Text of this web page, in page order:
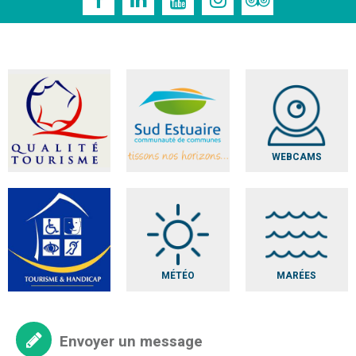
WEBCAMS
MÉTÉO MARÉES
Envoyer un message